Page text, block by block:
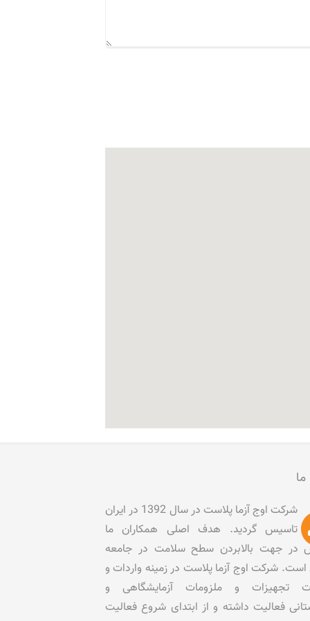
ما
شرکت اوج آزما پلاست در سال 1392 در ایران
تاسیس گردید. هدف اصلی همکاران ما
جهت بالابردن سطح سلامت در جامعه
است. شرکت اوج آزما پلاست در زمینه واردات و
تجهیزات و ملزومات آزمایشگاهی و
فعالیت داشته و از ابتدای شروع فعالیت